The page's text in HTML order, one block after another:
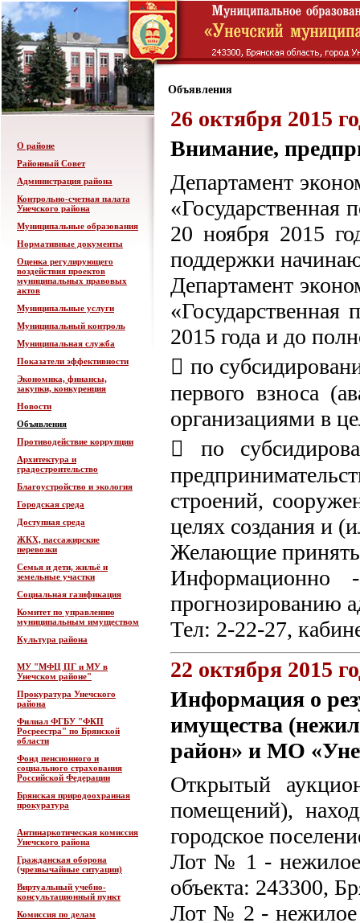
О районе
Районный Совет
Администрация района
Контрольно-счетная палата
Унечского района
Муниципальные образования
Нормативные документы
Оценка регулирующего
воздействия проектов
муниципальных правовых
актов
Муниципальные услуги
Муниципальный контроль
Муниципальная служба
Показатели эффективности
Экономика, финансы,
закупки, конкуренция
Новости
Объявления
Противодействие коррупции
Архитектура и
градостроительство
Благоустройство и экология
Городская среда
Доступная среда
ЖКХ, пассажирские
перевозки
Семья и дети, жильё и
земельные участки
Социальная газификация
Комитет по управлению
муниципальным имуществом
Культура района
МУ "МФЦ ПГ и МУ в
Унечском районе"
Прокуратура Унечского
района
Филиал ФГБУ "ФКП
Росреестра" по Брянской
области
Фонд пенсионного и
социального страхования
Российской Федерации
Брянская природоохранная
прокуратура
Антинаркотическая комиссия
Унечского района
Гражданская оборона
(чрезвычайные ситуации)
Виртуальный учебно-
консультационный пункт
Комиссия по делам
Объявления
26 октября 2015
Внимание,
Департамент
«Государственная
20 ноября 2015
поддержки
Департамент
2015 года и до
 по
первого взноса
организациями в
 по
строений,
целях создания и
Желающие принять
Информационно
прогнозированию
Тел: 2-22-27,
22 октября 2015
Информация о
имущества
район» и МО
Открытый
помещений),
городское
Лот № 1 - нежилое
объекта: 243300,
Лот № 2 - нежилое